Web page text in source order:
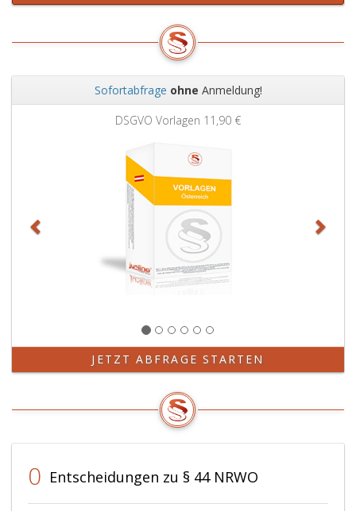
Sofortabfrage ohne Anmeldung!
DSGVO Vorlagen 11,90 €
JETZT ABFRAGE STARTEN
0 Entscheidungen zu § 44 NRWO